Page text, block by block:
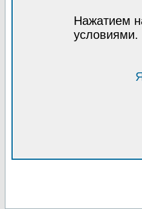
Нажатием
условиями.